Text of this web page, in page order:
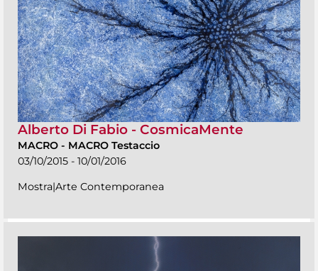
Alberto Di Fabio - CosmicaMente
MACRO - MACRO Testaccio
03/10/2015 - 10/01/2016
Mostra|Arte Contemporanea